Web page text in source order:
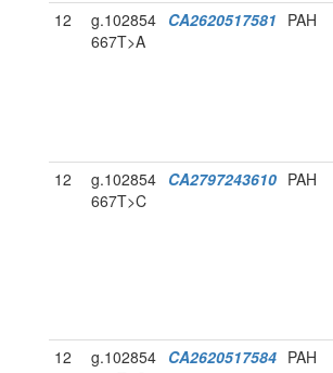
12
g.102854
667T>A
CA2620517581 PAH
12
g.102854
667T>C
CA2797243610 PAH
12
g.102854
CA2620517584 PAH